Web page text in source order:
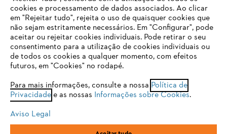
Contacto
Condições gerais de venda Proteção de Dados
Sobre nós
ESTE WEBSITE
Está utilizar um navegador que ainda não suportamos. Para
obter o melhor uso de nosso site, recomendamos que altere
para um dos seguintes navegadores:
firefox chrome
safari edge
cookies e processamento de dados associados. Ao clicar
em "Rejeitar tudo", rejeita o uso de quaisquer cookies que
não sejam estritamente necessários. Em "Configurar", pode
aceitar ou rejeitar cookies individuais. Pode retirar o seu
consentimento para a utilização de cookies individuais ou
de todos os cookies a qualquer momento, com efeitos
futuros, em "Cookies" no rodapé.
Para mais informações, consulte a nossa Política de
Privacidadee as nossas Informações sobre Cookies.
Aviso Legal